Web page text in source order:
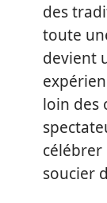
des
toute
devient
loin des
célébrer
soucier